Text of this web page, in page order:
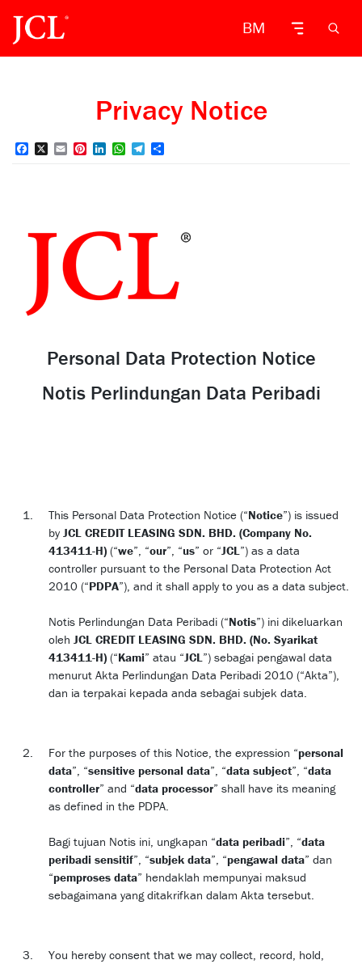
BM
Privacy Notice
FacebookEmailPinterest
LinkedInWhatsApp
Telegram
Personal Data Protection Notice
Notis Perlindungan Data Peribadi
This Personal Data Protection Notice (“Notice”) is issued
by JCL CREDIT LEASING SDN. BHD. (Company No.
413411-H) (“we”, “our”, “us” or “JCL”) as a data
controller pursuant to the Personal Data Protection Act
2010 (“PDPA”), and it shall apply to you as a data subject.
Notis Perlindungan Data Peribadi (“Notis”) ini dikeluarkan
oleh JCL CREDIT LEASING SDN. BHD. (No. Syarikat
413411-H) (“Kami” atau “JCL”) sebagai pengawal data
menurut Akta Perlindungan Data Peribadi 2010 (“Akta”),
dan ia terpakai kepada anda sebagai subjek data.
For the purposes of this Notice, the expression “personal
data”, “sensitive personal data”, “data subject”, “data
controller” and “data processor” shall have its meaning
as defined in the PDPA.
Bagi tujuan Notis ini, ungkapan “data peribadi”, “data
peribadi sensitif”, “subjek data”, “pengawal data” dan
“pemproses data” hendaklah mempunyai maksud
sebagaimana yang ditakrifkan dalam Akta tersebut.
You hereby consent that we may collect, record, hold,